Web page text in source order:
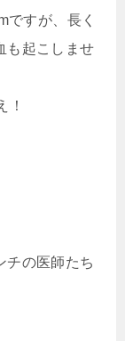
ですが、長く
も起こしませ
！
チの医師たち